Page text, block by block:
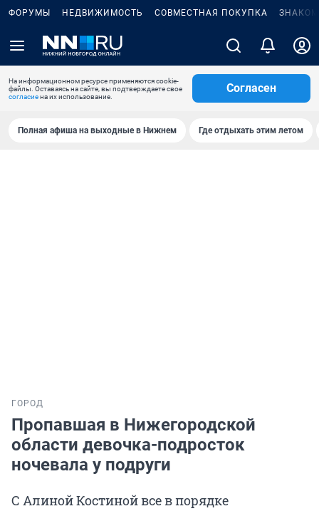
ФОРУМЫ НЕДВИЖИМОСТЬ СОВМЕСТНАЯ ПОКУПКА
На информационном ресурсе применяются cookie-
файлы. Оставаясь на сайте, вы подтверждаете свое
согласиена их использование.
Согласен
Полная афиша на выходные в Нижнем Где отдыхать этим летом
ГОРОД
Пропавшая в Нижегородской
области девочка-подросток
ночевала у подруги
С Алиной Костиной все в порядке